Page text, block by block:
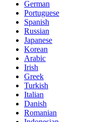
German
Portuguese
Spanish
Russian
Japanese
Korean
Arabic
Irish
Greek
Turkish
Italian
Danish
Romanian